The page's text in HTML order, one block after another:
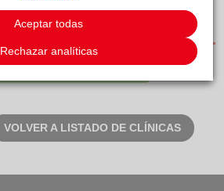
VOLVER A LISTADO DE CLÍNICAS
Aceptar todas
Rechazar analíticas